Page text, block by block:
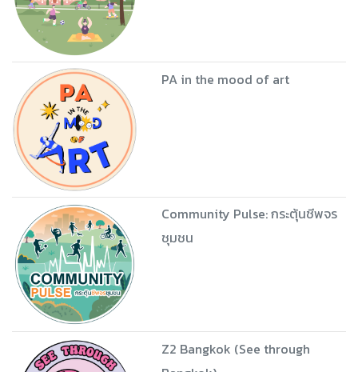
PA in the mood of art
Community Pulse: กระตุ้นชีพจร
ชุมชน
Z2 Bangkok (See through